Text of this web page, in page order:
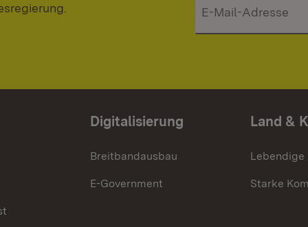
Digitalisierung
Breitbandausbau
E-Government
Land &
Lebendige
Starke